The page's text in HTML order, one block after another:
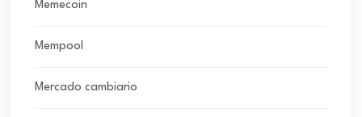
Memecoin
Mempool
Mercado cambiario